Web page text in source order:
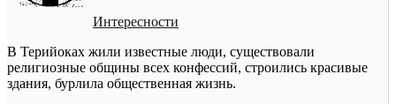
Интересности
В Терийоках жили известные люди, существовали
религиозные общины всех конфессий, строились красивые
здания, бурлила общественная жизнь.